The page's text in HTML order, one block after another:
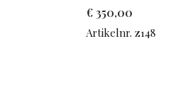
€ 350,00
Artikelnr. z148